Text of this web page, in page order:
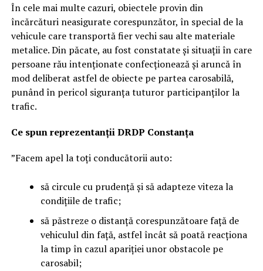
În cele mai multe cazuri, obiectele provin din
încărcături neasigurate corespunzător, în special de la
vehicule care transportă fier vechi sau alte materiale
metalice. Din păcate, au fost constatate și situații în care
persoane rău intenționate confecționează și aruncă în
mod deliberat astfel de obiecte pe partea carosabilă,
punând în pericol siguranța tuturor participanților la
trafic.
Ce spun reprezentanții DRDP Constanța
”Facem apel la toți conducătorii auto:
să circule cu prudență și să adapteze viteza la
condițiile de trafic;
să păstreze o distanță corespunzătoare față de
vehiculul din față, astfel încât să poată reacționa
la timp în cazul apariției unor obstacole pe
carosabil;